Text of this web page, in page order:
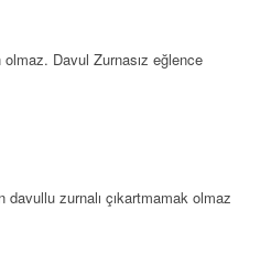
olmaz. Davul Zurnasız eğlence
zurnalı çıkartmamak olmaz